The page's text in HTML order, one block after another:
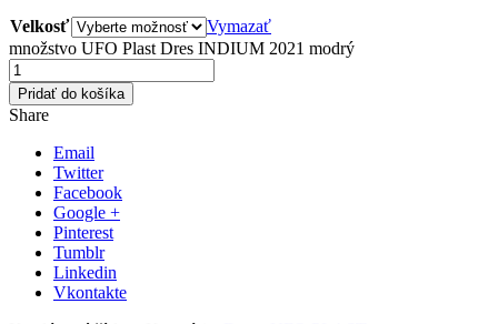
Velkosť
Vymazať
množstvo UFO Plast Dres INDIUM 2021 modrý
Pridať do košíka
Share
Email
Twitter
Facebook
Google +
Pinterest
Tumblr
Linkedin
Vkontakte